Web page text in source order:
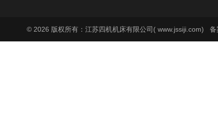
© 2026 版权所有：江苏四机机床有限公司( www.jssiji.com) 备